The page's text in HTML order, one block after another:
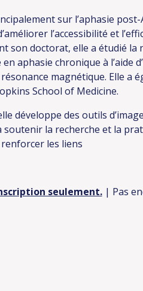
sur l’aphasie post-
l’accessibilité et
son doctorat, elle a étudié la
aphasie chronique à l’aide
magnétique. Elle a
School of Medicine.
développe des outils
la recherche et la
les liens
seulement. | Pas